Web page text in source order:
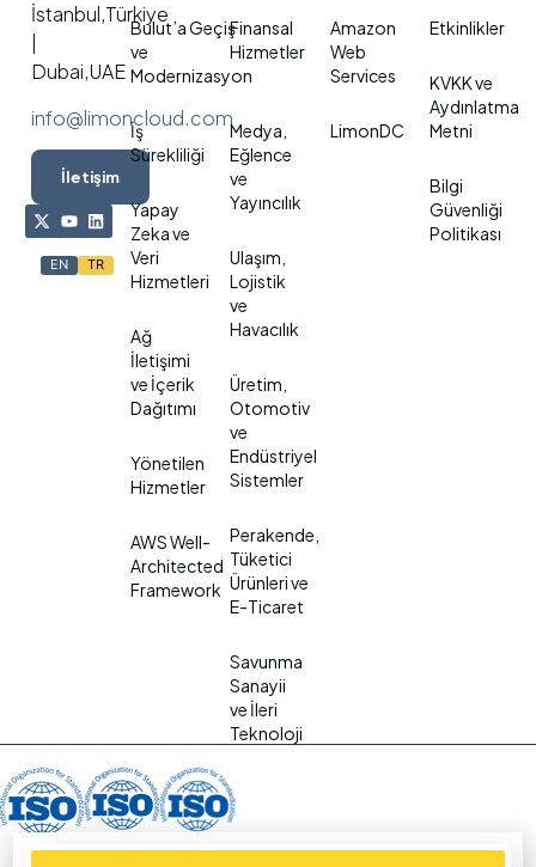
İstanbul,Türkiye
Dubai,UAE
info@limoncloud.com
İletişim
EN TR
Bulut’a Geçiş
ve
Modernizasyon
İş
Sürekliliği
Yapay
Zeka ve
Veri
Hizmetleri
Ağ
İletişimi
ve İçerik
Dağıtımı
Yönetilen
Hizmetler
AWS Well-
Architected
Framework
Finansal
Hizmetler
Medya,
Eğlence
ve
Yayıncılık
Ulaşım,
Lojistik
ve
Havacılık
Üretim,
Otomotiv
ve
Endüstriyel
Sistemler
Perakende,
Tüketici
Ürünleri ve
E-Ticaret
Savunma
Sanayii
ve İleri
Teknoloji
Amazon
Web
Services
LimonDC
Etkinlikler
KVKK ve
Aydınlatma
Metni
Bilgi
Güvenliği
Politikası